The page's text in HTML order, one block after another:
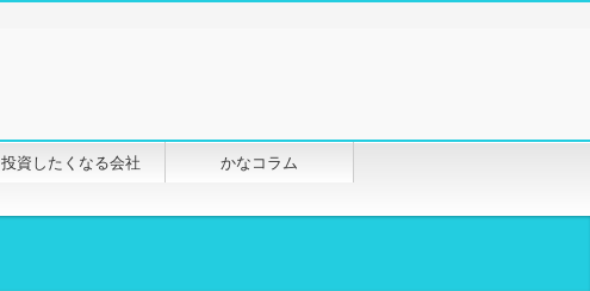
投資したくなる会社 かなコラム